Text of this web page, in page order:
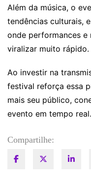
Além da música, o
tendências culturais,
onde performances e
viralizar muito rápido.
Ao investir na
festival reforça essa
mais seu público,
evento em tempo real.
Compartilhe: